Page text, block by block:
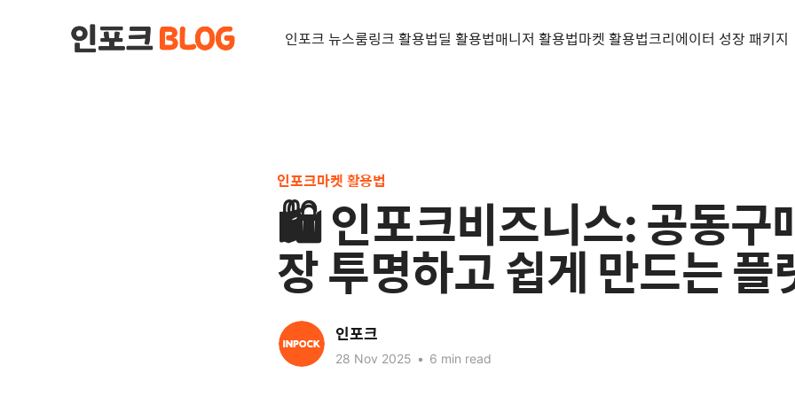
인포크 뉴스룸링크 활용법딜 활용법매니저 활용법마켓 활용법크리에이터 성장 패키지
인포크마켓 활용법
🛍️ 인포크비즈니스: 공동구
장 투명하고 쉽게 만드는 플
인포크
28 Nov 2025 • 6 min read